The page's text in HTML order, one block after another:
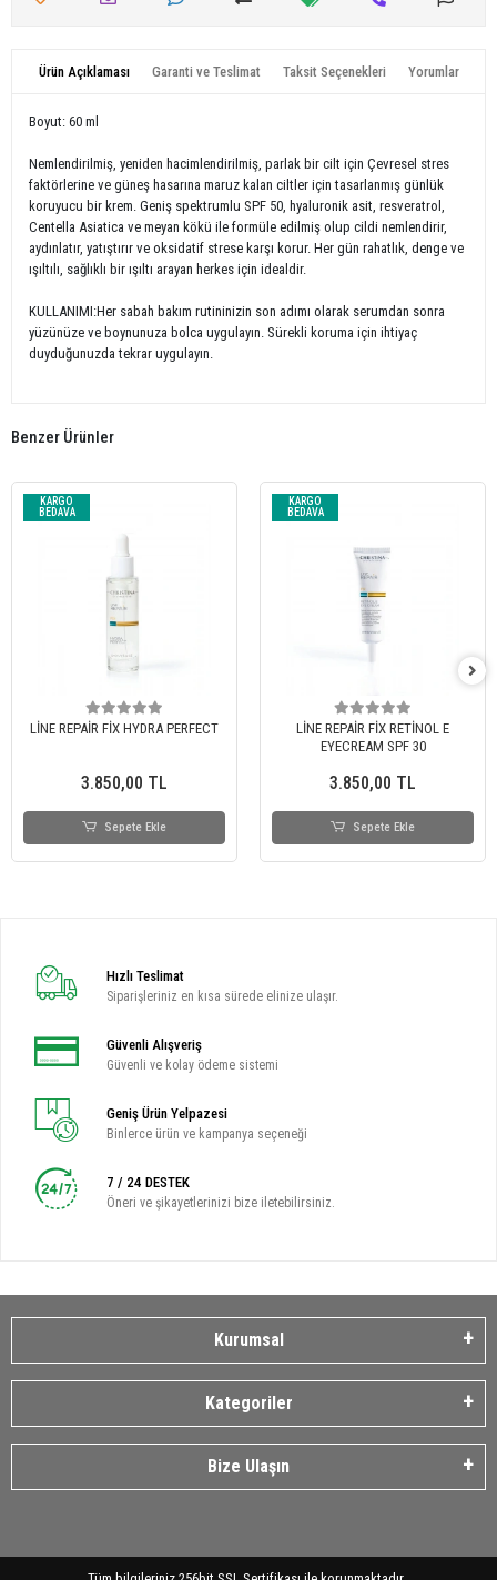
Ürün Açıklaması Garanti ve Teslimat Taksit Seçenekleri Yorumlar
Boyut: 60 ml
Nemlendirilmiş, yeniden hacimlendirilmiş, parlak bir cilt için Çevresel stres
faktörlerine ve güneş hasarına maruz kalan ciltler için tasarlanmış günlük
koruyucu bir krem. Geniş spektrumlu SPF 50, hyaluronik asit, resveratrol,
Centella Asiatica ve meyan kökü ile formüle edilmiş olup cildi nemlendirir,
aydınlatır, yatıştırır ve oksidatif strese karşı korur. Her gün rahatlık, denge ve
ışıltılı, sağlıklı bir ışıltı arayan herkes için idealdir.
KULLANIMI:Her sabah bakım rutininizin son adımı olarak serumdan sonra
yüzünüze ve boynunuza bolca uygulayın. Sürekli koruma için ihtiyaç
duyduğunuzda tekrar uygulayın.
Benzer Ürünler
KARGO
BEDAVA
LİNE REPAİR FİX HYDRA PERFECT
3.850,00 TL
Sepete Ekle
KARGO
BEDAVA
LİNE REPAİR FİX RETİNOL E
EYECREAM SPF 30
3.850,00 TL
Sepete Ekle
Hızlı Teslimat
Siparişleriniz en kısa sürede elinize ulaşır.
Güvenli Alışveriş
Güvenli ve kolay ödeme sistemi
Geniş Ürün Yelpazesi
Binlerce ürün ve kampanya seçeneği
7 / 24 DESTEK
Öneri ve şikayetlerinizi bize iletebilirsiniz.
Kurumsal
Kategoriler
Bize Ulaşın